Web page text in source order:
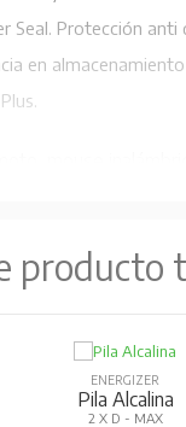
Seal. Protección anti
en
mouse
producto
ENERGIZER
Pila Alcalina
2 X D - MAX